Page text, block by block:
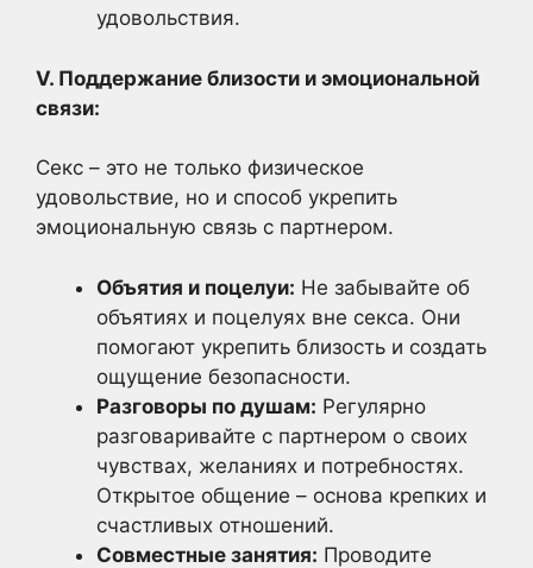
удовольствия.
V. Поддержание близости и эмоциональной
связи:
Секс – это не только физическое
удовольствие, но и способ укрепить
эмоциональную связь с партнером.
Объятия и поцелуи: Не забывайте об
объятиях и поцелуях вне секса. Они
помогают укрепить близость и создать
ощущение безопасности.
Разговоры по душам: Регулярно
разговаривайте с партнером о своих
чувствах, желаниях и потребностях.
Открытое общение – основа крепких и
счастливых отношений.
Совместные занятия: Проводите